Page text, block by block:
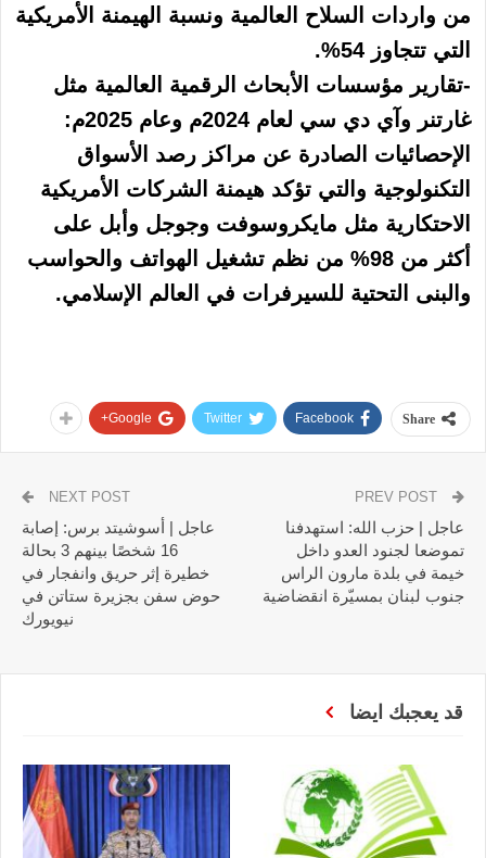
من واردات السلاح العالمية ونسبة الهيمنة الأمريكية
التي تتجاوز 54%.
-تقارير مؤسسات الأبحاث الرقمية العالمية مثل
غارتنر وآي دي سي لعام 2024م وعام 2025م:
الإحصائيات الصادرة عن مراكز رصد الأسواق
التكنولوجية والتي تؤكد هيمنة الشركات الأمريكية
الاحتكارية مثل مايكروسوفت وجوجل وأبل على
أكثر من 98% من نظم تشغيل الهواتف والحواسب
والبنى التحتية للسيرفرات في العالم الإسلامي.
Share
Facebook
Twitter
Google+
عاجل | حزب الله: استهدفنا
تموضعا لجنود العدو داخل
خيمة في بلدة مارون الراس
جنوب لبنان بمسيّرة انقضاضية
NEXT POST
عاجل | أسوشيتد برس: إصابة
16 شخصًا بينهم 3 بحالة
خطيرة إثر حريق وانفجار في
حوض سفن بجزيرة ستاتن في
نيويورك
قد يعجبك ايضا